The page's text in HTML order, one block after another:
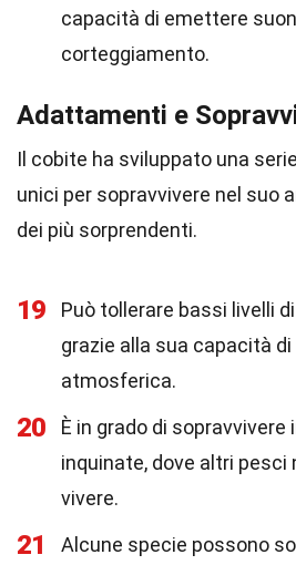
capacità di emettere
corteggiamento.
Adattamenti e
Il cobite ha sviluppato una
unici per sopravvivere nel suo
dei più sorprendenti.
19
Può tollerare bassi livelli
grazie alla sua capacità
atmosferica.
20
È in grado di
inquinate, dove altri pesci
vivere.
21
Alcune specie possono